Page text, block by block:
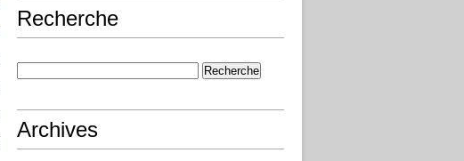
Recherche
Archives